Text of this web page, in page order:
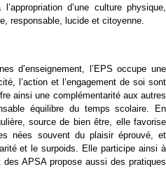
d’une culture physique,
responsable, lucide et citoyenne.
d’enseignement, l’EPS occupe une
l’action et l’engagement de soi sont
ainsi une complémentarité aux autres
équilibre du temps scolaire. En
source de bien être, elle favorise
nées souvent du plaisir éprouvé, et
et le surpoids. Elle participe ainsi à
des APSA propose aussi des pratiques